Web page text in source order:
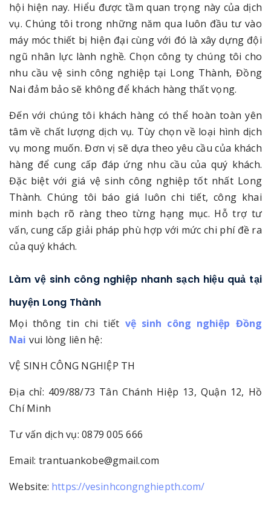
hội hiện nay. Hiểu được tầm quan trọng này của dịch
vụ. Chúng tôi trong những năm qua luôn đầu tư vào
máy móc thiết bị hiện đại cùng với đó là xây dựng đội
ngũ nhân lực lành nghề. Chọn công ty chúng tôi cho
nhu cầu vệ sinh công nghiệp tại Long Thành, Đồng
Nai đảm bảo sẽ không để khách hàng thất vọng.
Đến với chúng tôi khách hàng có thể hoàn toàn yên
tâm về chất lượng dịch vụ. Tùy chọn về loại hình dịch
vụ mong muốn. Đơn vị sẽ dựa theo yêu cầu của khách
hàng để cung cấp đáp ứng nhu cầu của quý khách.
Đặc biệt với giá vệ sinh công nghiệp tốt nhất Long
Thành. Chúng tôi báo giá luôn chi tiết, công khai
minh bạch rõ ràng theo từng hạng mục. Hỗ trợ tư
vấn, cung cấp giải pháp phù hợp với mức chi phí đề ra
của quý khách.
Làm vệ sinh công nghiệp nhanh sạch hiệu quả tại
huyện Long Thành
Mọi thông tin chi tiết vệ sinh công nghiệp Đồng
Nai vui lòng liên hệ:
VỆ SINH CÔNG NGHIỆP TH
Địa chỉ: 409/88/73 Tân Chánh Hiệp 13, Quận 12, Hồ
Chí Minh
Tư vấn dịch vụ: 0879 005 666
Email: trantuankobe@gmail.com
Website: https://vesinhcongnghiepth.com/